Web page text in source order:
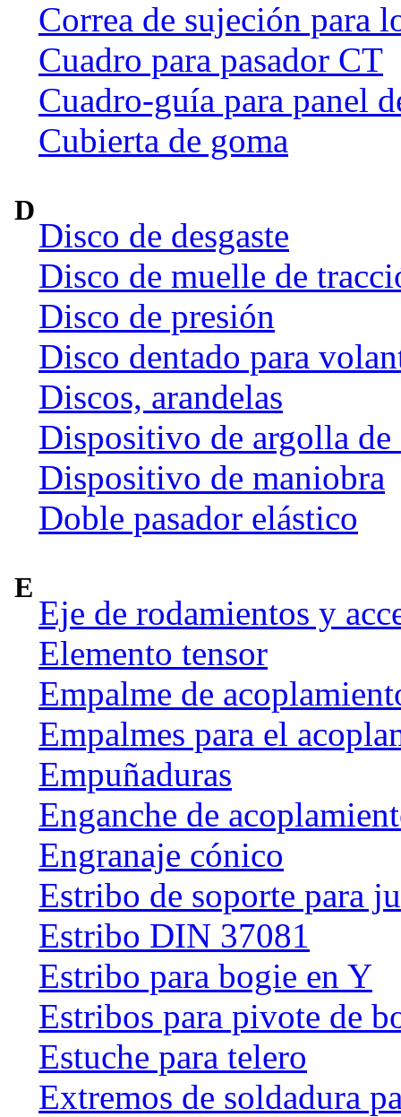
Correa de sujeción para
Cuadro para pasador CT
Cuadro-guía para panel
Cubierta de goma
D
Disco de desgaste
Disco de muelle de
Disco de presión
Disco dentado para
Discos, arandelas
Dispositivo de argolla de
Dispositivo de maniobra
Doble pasador elástico
E
Eje de rodamientos y
Elemento tensor
Empalme de
Empalmes para el
Empuñaduras
Enganche de
Engranaje cónico
Estribo de soporte para
Estribo DIN 37081
Estribo para bogie en Y
Estribos para pivote de
Estuche para telero
Extremos de soldadura